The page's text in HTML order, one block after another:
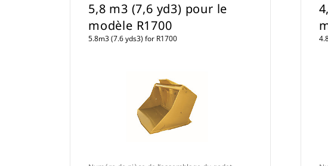
5,8 m3 (7,6 yd3) pour le
modèle R1700
5.8m3 (7.6 yds3) for R1700